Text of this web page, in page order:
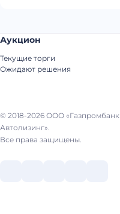
© 2018-2026 ООО «Газпромбанк
Автолизинг».
Все права защищены.
Аукцион
Текущие торги
Ожидают решения